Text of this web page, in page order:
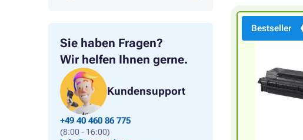
Sie haben Fragen?
Wir helfen Ihnen gerne.
Kundensupport
+49 40 460 86 775
(8:00 - 16:00)
Bestseller